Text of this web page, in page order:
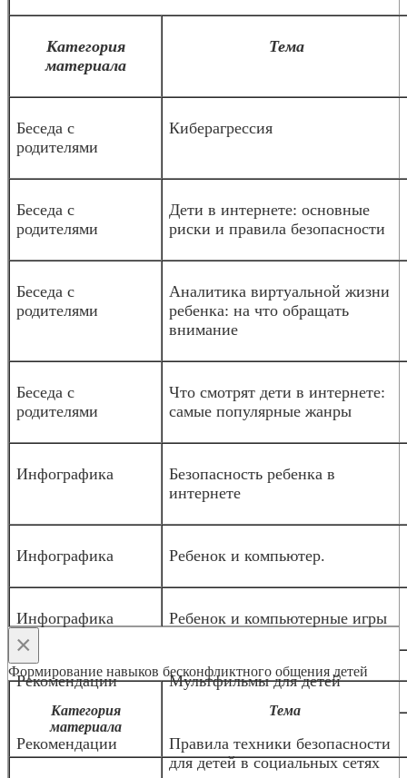
Категория
материала
Тема
Беседа с
родителями
Киберагрессия
Беседа с
родителями
Дети в интернете: основные
риски и правила безопасности
Беседа с
родителями
Аналитика виртуальной жизни
ребенка: на что обращать
внимание
Беседа с
родителями
Что смотрят дети в интернете:
самые популярные жанры
Инфографика
Безопасность ребенка в
интернете
Инфографика Ребенок и компьютер.
Инфографика Ребенок и компьютерные игры
Рекомендации Мультфильмы для детей
Рекомендации
Правила техники безопасности
для детей в социальных сетях
×
Формирование навыков бесконфликтного общения детей
Категория
материала
Тема